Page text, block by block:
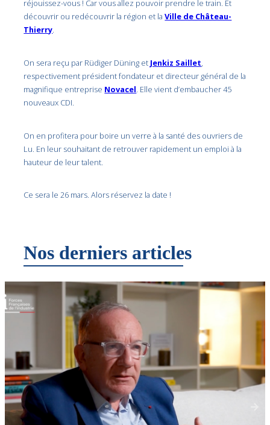
réjouissez-vous ! Car vous allez pouvoir prendre le train. Et
découvrir ou redécouvrir la région et laVille de Château-
Thierry.
On sera reçu par Rüdiger Düning et Jenkiz Saillet,
respectivement président fondateur et directeur général de la
magnifique entreprise Novacel. Elle vient d’embaucher 45
nouveaux CDI.
On en profitera pour boire un verre à la santé des ouvriers de
Lu. En leur souhaitant de retrouver rapidement un emploi à la
hauteur de leur talent.
Ce sera le 26 mars. Alors réservez la date !
Nos derniers articles